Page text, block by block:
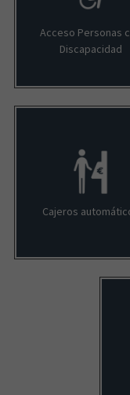
Acceso Personas
Discapacidad
Cajeros